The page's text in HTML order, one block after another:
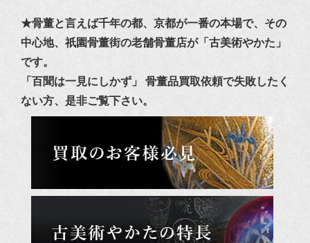
★骨董と言えば千年の都、京都が一番の本場で、その
中心地、祇園骨董街の老舗骨董店が「古美術やかた」
です。
「百聞は一見にしかず」 骨董品買取依頼で失敗したく
ない方、是非ご覧下さい。